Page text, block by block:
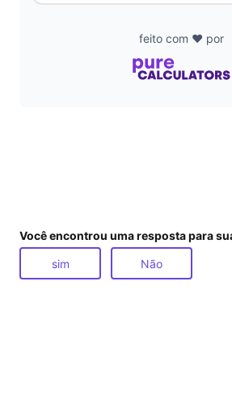
feito com ❤️ por
Você encontrou uma resposta para
sim Não